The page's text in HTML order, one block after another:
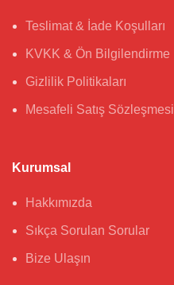
Teslimat & İade Koşulları
KVKK & Ön Bilgilendirme
Gizlilik Politikaları
Mesafeli Satış Sözleşmesi
Kurumsal
Hakkımızda
Sıkça Sorulan Sorular
Bize Ulaşın